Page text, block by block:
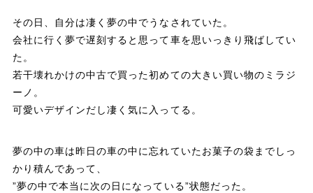
その日、自分は凄く夢の中でうなされていた。
会社に行く夢で遅刻すると思って車を思いっきり飛ばしてい
た。
若干壊れかけの中古で買った初めての大きい買い物のミラジ
ーノ。
可愛いデザインだし凄く気に入ってる。
夢の中の車は昨日の車の中に忘れていたお菓子の袋までしっ
かり積んであって、
”夢の中で本当に次の日になっている”状態だった。